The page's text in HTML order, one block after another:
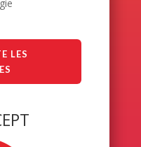
LES